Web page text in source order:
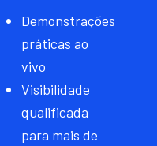
Demonstrações
práticas ao
vivo
Visibilidade
qualificada
para mais de